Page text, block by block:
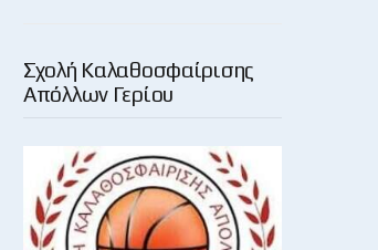
Σχολή Καλαθοσφαίρισης
Απόλλων Γερίου